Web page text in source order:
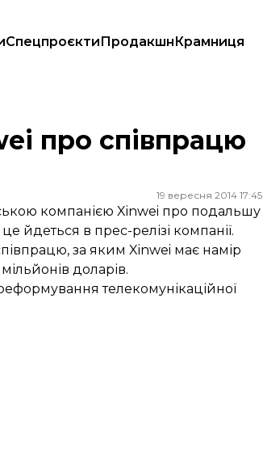
СпецпроєктиПродакшнКрамниця
про співпрацю
19 вересня 2014 17:45
компанією Xinwei про подальшу
йдеться в прес-релізі компанії.
за яким Xinwei має намір
доларів.
телекомунікаційної